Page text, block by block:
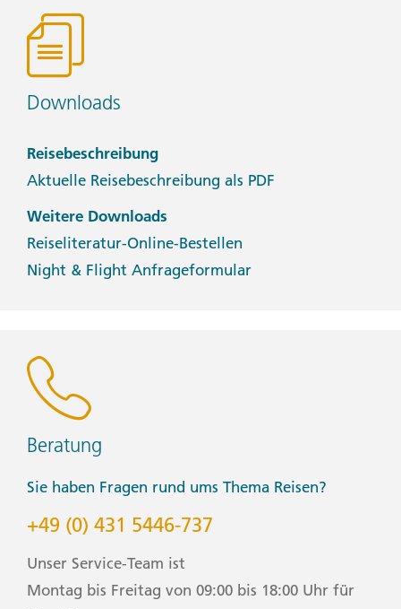
Downloads
Reisebeschreibung
Aktuelle Reisebeschreibung als PDF
Weitere Downloads
Reiseliteratur-Online-Bestellen
Night & Flight Anfrageformular
Beratung
Sie haben Fragen rund ums Thema Reisen?
+49 (0) 431 5446-737
Unser Service-Team ist
Montag bis Freitag von 09:00 bis 18:00 Uhr für